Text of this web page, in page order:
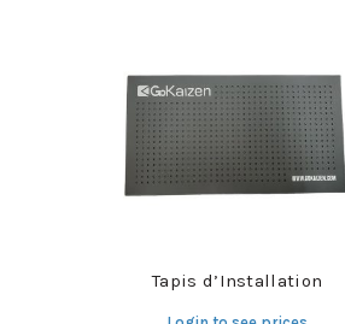
Tapis d’Installation